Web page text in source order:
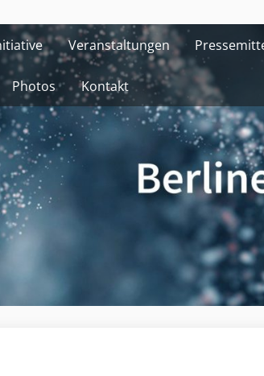
Veranstaltungen
Photos Kontakt